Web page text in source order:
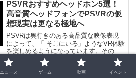
方法を紹介します。DMMのVR動画を見
るために必要な...
PSVRおすすめヘッドホン5選！
高音質ヘッドフォンでPSVRの仮
想現実は更なる極地へ
PSVRは奥行きのある高品質な映像表現
によって、「 そこにいる」ようなVR体験
を楽しめるようになっています。その映
像表現に「音」を加えることによって、
よりリアリティの高い体験が出来るよう
になります。今回は、より臨場感の高い
ニュース ゲーム 動画 イベント